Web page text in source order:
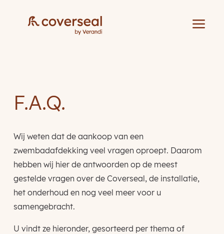
a
F.A.Q.
Wij weten dat de aankoop van een
zwembadafdekking veel vragen oproept. Daarom
hebben wij hier de antwoorden op de meest
gestelde vragen over de Coverseal, de installatie,
het onderhoud en nog veel meer voor u
samengebracht.
U vindt ze hieronder, gesorteerd per thema of